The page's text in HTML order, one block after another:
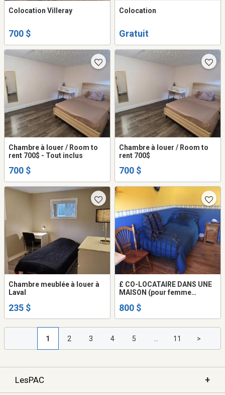
Colocation Villeray
700 $
Colocation
Gratuit
Chambre à louer / Room to
rent 700$ - Tout inclus
700 $
Chambre à louer / Room to
rent 700$
700 $
Chambre meublée à louer à
Laval
235 $
£ CO-LOCATAIRE DANS UNE
MAISON (pour femme
800 $
1 2 3 4 5 11 >
LesPAC +